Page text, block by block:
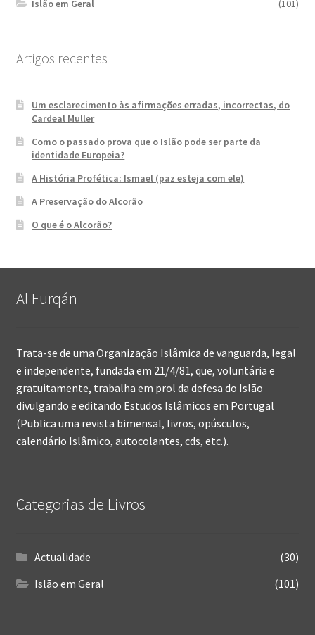
Islão em Geral
(101)
Artigos recentes
Um esclarecimento às afirmações erradas, incorrectas, do
Cardeal Muller
Como o passado prova que o Islão pode ser parte da
identidade Europeia?
A História Profética: Ismael (paz esteja com ele)
A Preservação do Alcorão
O que é o Alcorão?
Al Furqán
Trata-se de uma Organização Islâmica de vanguarda, legal
e independente, fundada em 21/4/81, que, voluntária e
gratuitamente, trabalha em prol da defesa do Islão
divulgando e editando Estudos Islâmicos em Portugal
(Publica uma revista bimensal, livros, opúsculos,
calendário Islâmico, autocolantes, cds, etc.).
Categorias de Livros
Actualidade
(30)
Islão em Geral
(101)